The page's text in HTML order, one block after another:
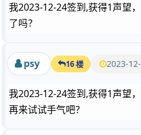
我2023-12-24签到,获得1声望
了吗？
psy 16 楼 2023-
我2023-12-24签到,获得1声望
再来试试手气吧？